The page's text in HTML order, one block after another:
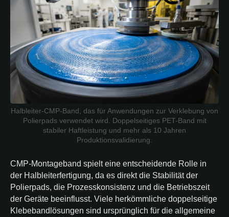
Halbleiter-CMP-Band, das für Anwendungen zur Verklebung von
Polierpads verwendet wird. Doppelseitiges PET-Band mit
stabiler Haftleistung und mehr als 10 Jahren
Produktionsvalidierung.
CMP-Montageband spielt eine entscheidende Rolle in
der Halbleiterfertigung, da es direkt die Stabilität der
Polierpads, die Prozesskonsistenz und die Betriebszeit
der Geräte beeinflusst. Viele herkömmliche doppelseitige
Klebebandlösungen sind ursprünglich für die allgemeine